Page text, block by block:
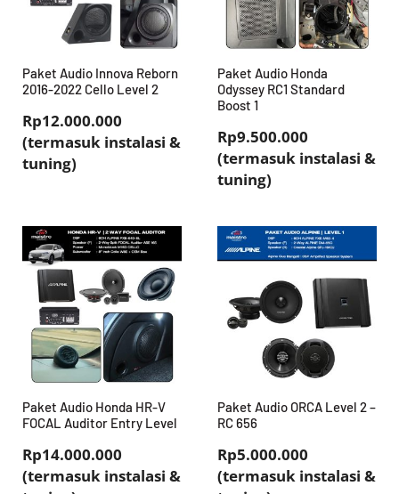
Paket Audio Innova Reborn
2016-2022 Cello Level 2
Rp12.000.000
(termasuk instalasi &
tuning)
Paket Audio Honda
Odyssey RC1 Standard
Boost 1
Rp9.500.000
(termasuk instalasi &
tuning)
Paket Audio Honda HR-V
FOCAL Auditor Entry Level
Rp14.000.000
(termasuk instalasi &
Paket Audio ORCA Level 2 –
RC 656
Rp5.000.000
(termasuk instalasi &